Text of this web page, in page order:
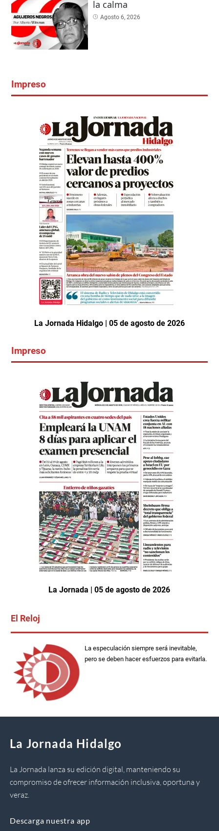
la calma
Agosto 6, 2026
Impreso
La Jornada Hidalgo | 05 de agosto de 2026
Impreso
La Jornada | 05 de agosto de 2026
El Reloj
La especulación siempre será inevitable,
pero se deben hacer esfuerzos para evitarla.
La Jornada Hidalgo
La Jornada lanza su edición digital, manteniendo su
compromiso de ofrecer información inclusiva, oportuna y
veraz.
Descarga nuestra app